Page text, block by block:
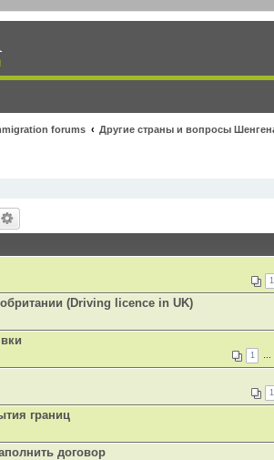
forums Другие страны и вопросы
1
(Driving licence in UK)
1 …
1
границ
договор